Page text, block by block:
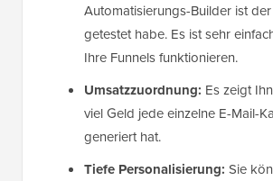
Automatisierungs-Builder ist
getestet habe. Es ist sehr
Ihre Funnels funktionieren.
Umsatzzuordnung: Es zeigt
viel Geld jede einzelne E-Mail-
generiert hat.
Tiefe Personalisierung: Sie